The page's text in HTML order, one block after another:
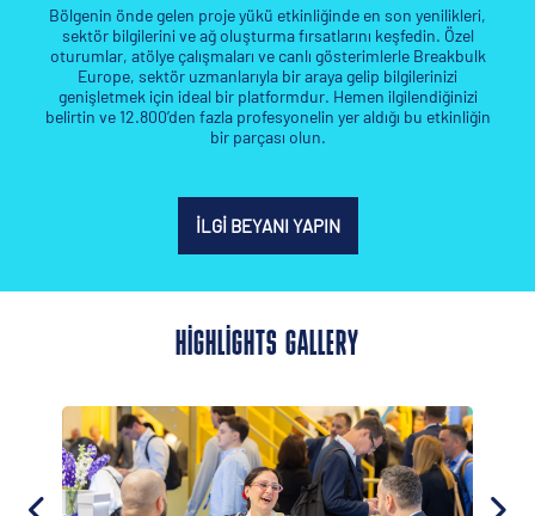
Bölgenin önde gelen proje yükü etkinliğinde en son yenilikleri,
sektör bilgilerini ve ağ oluşturma fırsatlarını keşfedin. Özel
oturumlar, atölye çalışmaları ve canlı gösterimlerle Breakbulk
Europe, sektör uzmanlarıyla bir araya gelip bilgilerinizi
genişletmek için ideal bir platformdur. Hemen ilgilendiğinizi
belirtin ve 12.800’den fazla profesyonelin yer aldığı bu etkinliğin
bir parçası olun.
İLGI BEYANI YAPIN
HIGHLIGHTS GALLERY